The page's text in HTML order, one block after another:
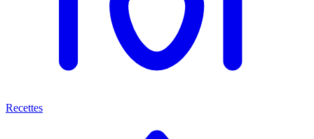
Recettes